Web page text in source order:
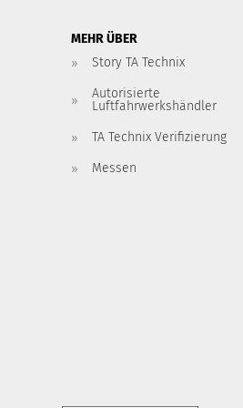
MEHR ÜBER
Story TA Technix
Autorisierte
Luftfahrwerkshändler
TA Technix Verifizierung
Messen